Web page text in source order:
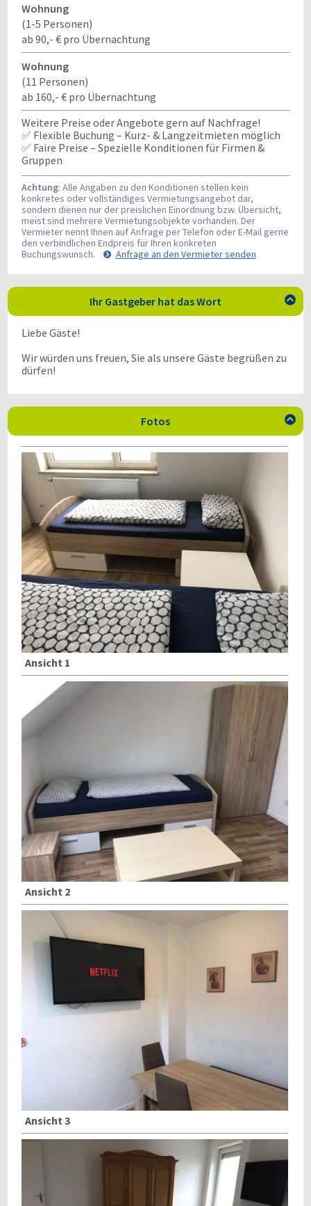
Wohnung
(1-5 Personen)
ab 90,- € pro Übernachtung
Wohnung
(11 Personen)
ab 160,- € pro Übernachtung
Weitere Preise oder Angebote gern auf Nachfrage!
✅ Flexible Buchung – Kurz- & Langzeitmieten möglich
✅ Faire Preise – Spezielle Konditionen für Firmen &
Gruppen
Achtung: Alle Angaben zu den Konditionen stellen kein
konkretes oder vollständiges Vermietungsangebot dar,
sondern dienen nur der preislichen Einordnung bzw. Übersicht,
meist sind mehrere Vermietungsobjekte vorhanden. Der
Vermieter nennt Ihnen auf Anfrage per Telefon oder E-Mail gerne
den verbindlichen Endpreis für Ihren konkreten
Buchungswunsch.
Anfrage an den Vermieter senden
Ihr Gastgeber hat das Wort 
Liebe Gäste!
Wir würden uns freuen, Sie als unsere Gäste begrüßen zu
dürfen!
Fotos 
Ansicht 1
Ansicht 2
Ansicht 3